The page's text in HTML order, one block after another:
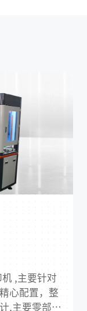
,主要针对
心配置，整
,主要零部件